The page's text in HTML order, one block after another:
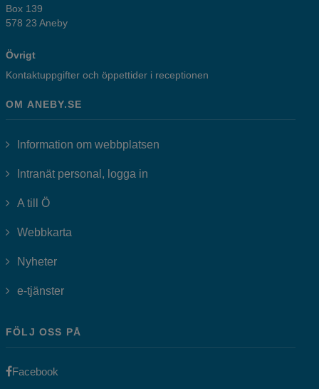
Box 139
578 23 Aneby
Övrigt
Kontaktuppgifter och öppettider i receptionen
OM ANEBY.SE
Information om webbplatsen
Intranät personal, logga in
A till Ö
Webbkarta
Nyheter
e-tjänsterLänk till annan webbplats, öppnas i nytt fönster.
FÖLJ OSS PÅ
Facebook